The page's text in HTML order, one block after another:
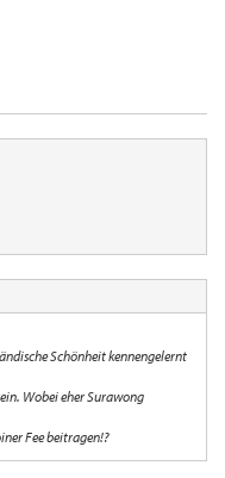
Schönheit kennengelernt
Wobei eher Surawong
Fee beitragen!?